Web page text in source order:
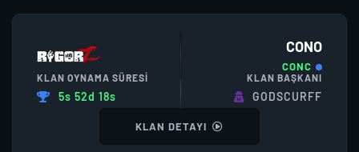
CONO
CONC
KLAN OYNAMA SÜRESI
5s 52d 18s
KLAN BAŞKANI
GODSCURFF
KLAN DETAYI